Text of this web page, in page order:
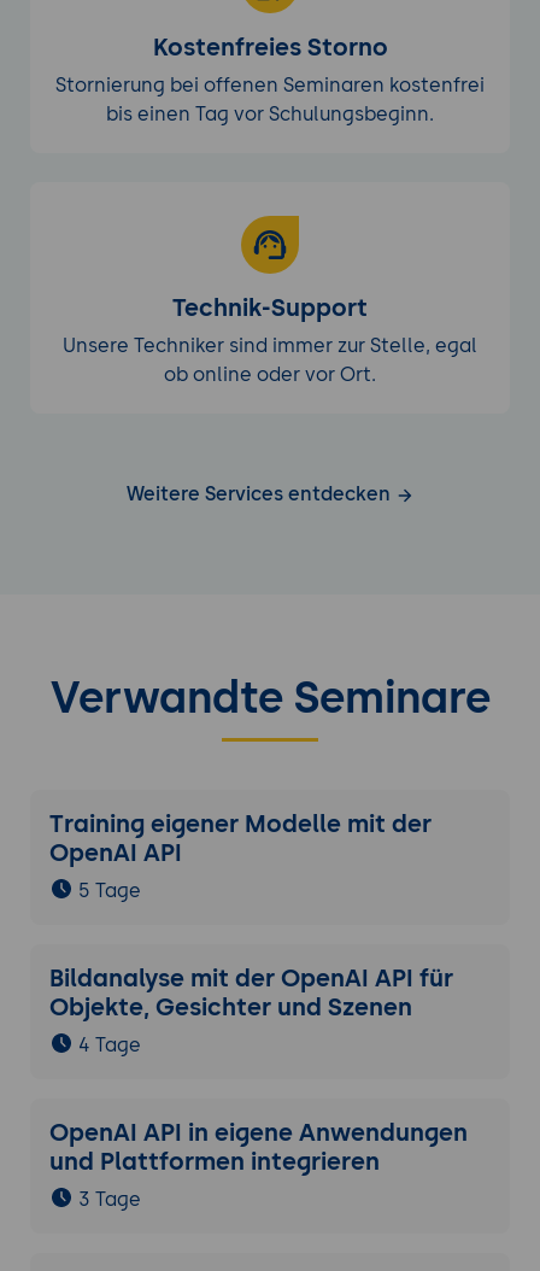
Kostenfreies Storno
Stornierung bei offenen Seminaren kostenfrei
bis einen Tag vor Schulungsbeginn.
Technik-Support
Unsere Techniker sind immer zur Stelle, egal
ob online oder vor Ort.
Weitere Services entdecken
Verwandte Seminare
Training eigener Modelle mit der
OpenAI API
5 Tage
Bildanalyse mit der OpenAI API für
Objekte, Gesichter und Szenen
4 Tage
OpenAI API in eigene Anwendungen
und Plattformen integrieren
3 Tage